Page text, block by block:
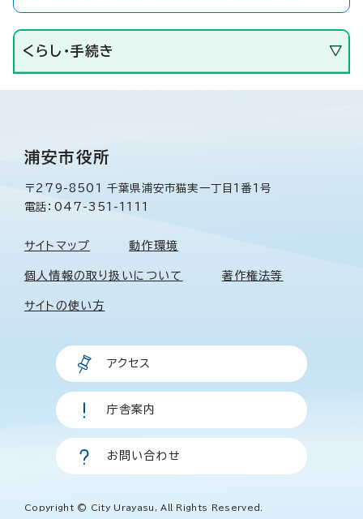
くらし・手続き
浦安市役所
〒279-8501 千葉県浦安市猫実一丁目1番1号
電話：047-351-1111
サイトマップ 動作環境
個人情報の取り扱いについて 著作権法等
サイトの使い方
アクセス
庁舎案内
お問い合わせ
Copyright © City Urayasu, All Rights Reserved.